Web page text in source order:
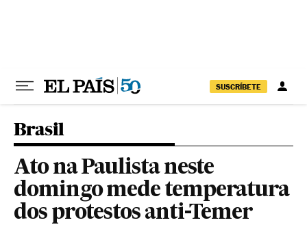
SUSCRÍBETE
Brasil
Ato na Paulista neste
domingo mede temperatura
dos protestos anti-Temer